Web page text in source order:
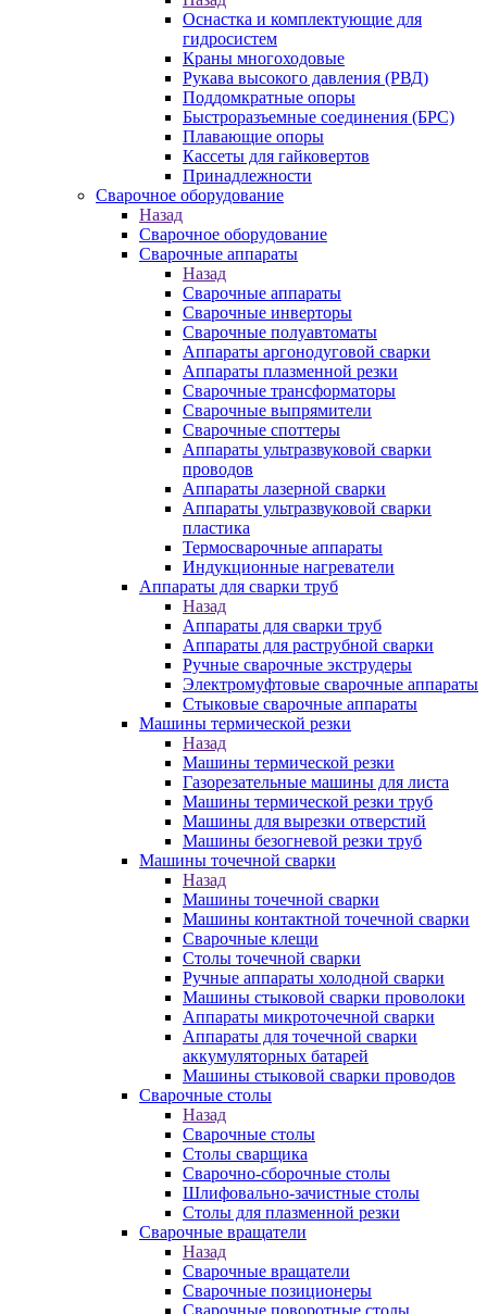
Оснастка и комплектующие для
гидросистем
Краны многоходовые
Рукава высокого давления (РВД)
Поддомкратные опоры
Быстроразъемные соединения (БРС)
Плавающие опоры
Кассеты для гайковертов
Принадлежности
Сварочное оборудование
Назад
Сварочное оборудование
Сварочные аппараты
Назад
Сварочные аппараты
Сварочные инверторы
Сварочные полуавтоматы
Аппараты аргонодуговой сварки
Аппараты плазменной резки
Сварочные трансформаторы
Сварочные выпрямители
Сварочные споттеры
Аппараты ультразвуковой сварки
проводов
Аппараты лазерной сварки
Аппараты ультразвуковой сварки
пластика
Термосварочные аппараты
Индукционные нагреватели
Аппараты для сварки труб
Назад
Аппараты для сварки труб
Аппараты для раструбной сварки
Ручные сварочные экструдеры
Электромуфтовые сварочные аппараты
Стыковые сварочные аппараты
Машины термической резки
Назад
Машины термической резки
Газорезательные машины для листа
Машины термической резки труб
Машины для вырезки отверстий
Машины безогневой резки труб
Машины точечной сварки
Назад
Машины точечной сварки
Машины контактной точечной сварки
Сварочные клещи
Столы точечной сварки
Ручные аппараты холодной сварки
Машины стыковой сварки проволоки
Аппараты микроточечной сварки
Аппараты для точечной сварки
аккумуляторных батарей
Машины стыковой сварки проводов
Сварочные столы
Назад
Сварочные столы
Столы сварщика
Сварочно-сборочные столы
Шлифовально-зачистные столы
Столы для плазменной резки
Сварочные вращатели
Назад
Сварочные вращатели
Сварочные позиционеры
Сварочные поворотные столы